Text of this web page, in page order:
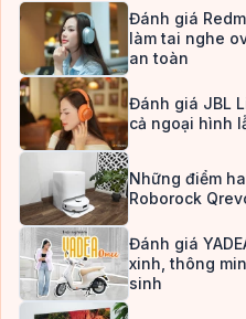
Đánh giá
làm tai nghe
an toàn
Đánh giá JBL
cả ngoại hình
Những điểm
Roborock
Đánh giá
xinh, thông
sinh